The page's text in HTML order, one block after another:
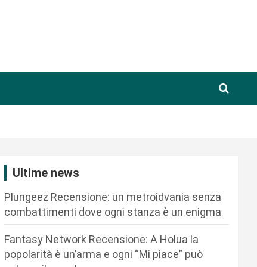
Ultime news
Plungeez Recensione: un metroidvania senza
combattimenti dove ogni stanza è un enigma
Fantasy Network Recensione: A Holua la
popolarità è un’arma e ogni “Mi piace” può